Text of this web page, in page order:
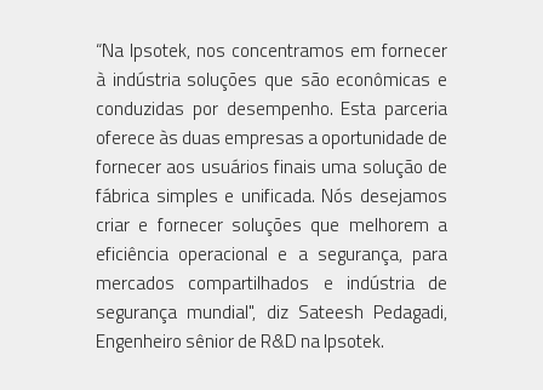
“Na Ipsotek, nos concentramos em fornecer
à indústria soluções que são econômicas e
conduzidas por desempenho. Esta parceria
oferece às duas empresas a oportunidade de
fornecer aos usuários finais uma solução de
fábrica simples e unificada. Nós desejamos
criar e fornecer soluções que melhorem a
eficiência operacional e a segurança, para
mercados compartilhados e indústria de
segurança mundial", diz Sateesh Pedagadi,
Engenheiro sênior de R&D na Ipsotek.